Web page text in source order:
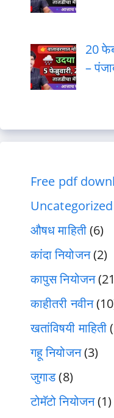
20
–
Free pdf
Uncategorized
औषध माहिती(6)
कांदा नियोजन(2)
कापुस नियोजन
काहीतरी नवीन
खतांविषयी माहिती
गहू नियोजन(3)
जुगाड(8)
टोमॅटो नियोजन(1)